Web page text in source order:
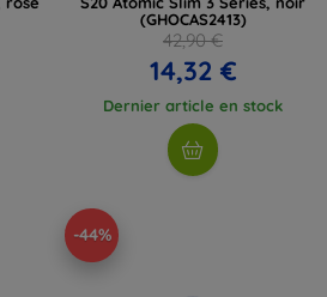
(GHOCAS2413)
42,90 €
14,32 €
Dernier article en stock
-44%